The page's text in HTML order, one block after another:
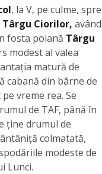
, la V, pe culme, spre
Târgu Ciorilor, având
fosta poiană Târgu
modest al valea
matură de
cabană din bârne de
vreme rea. Se
de TAF, până în
ține drumul de
colmatată,
modeste de
Lunci.